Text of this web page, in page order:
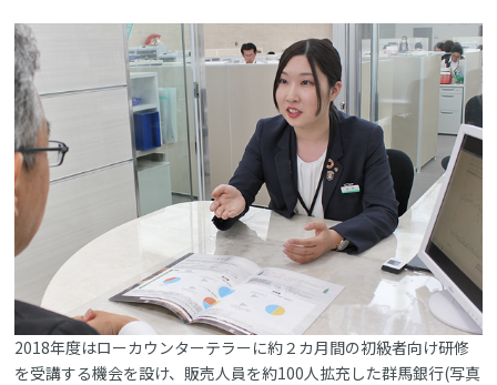
2018年度はローカウンターテラーに約２カ月間の初級者向け研修
を受講する機会を設け、販売人員を約100人拡充した群馬銀行(写真